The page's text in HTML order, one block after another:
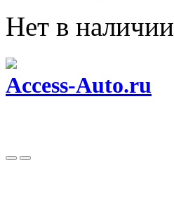
Нет в наличии
Access-Auto.ru